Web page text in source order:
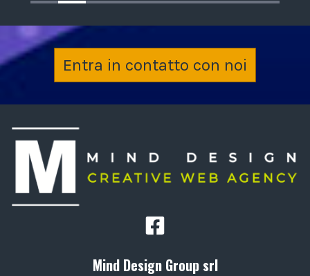
Entra in contatto con noi
Mind Design Group srl